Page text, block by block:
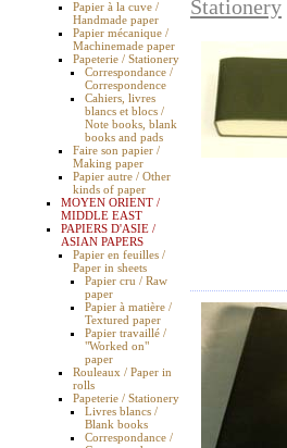
Papier à la cuve /
Handmade paper
Papier mécanique /
Machinemade paper
Papeterie / Stationery
Correspondance /
Correspondence
Cahiers, livres
blancs et blocs /
Note books, blank
books and pads
Faire son papier /
Making paper
Papier autre / Other
kinds of paper
MOYEN ORIENT /
MIDDLE EAST
PAPIERS D'ASIE /
ASIAN PAPERS
Papier en feuilles /
Paper in sheets
Papier cru / Raw
paper
Papier à matière /
Textured paper
Papier travaillé /
"Worked on"
paper
Rouleaux / Paper in
rolls
Papeterie / Stationery
Livres blancs /
Blank books
Correspondance /
Stationery